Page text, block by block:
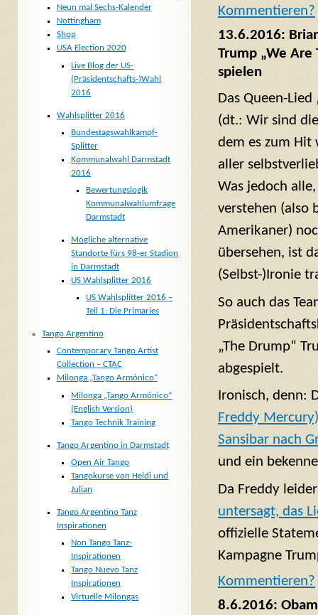
Kommentieren?
13.6.2016:
Trump „We Are
spielen
Das Queen-Lied
(dt.: Wir sind
dem es zum Hit
aller
Was jedoch
verstehen (also
Amerikaner)
übersehen, ist
(Selbst-)Ironie
So auch das
„The Drump“
abgespielt.
Ironisch, denn:
Freddy
Sansibar nach
und ein
Da Freddy
untersagt, das
offizielle
Kampagne
Kommentieren?
8.6.2016:
Neun mal Sechs-Kalender
Nottingham
Shop
USA Election 2020
Live Blog der US-
(Präsidentschafts-)Wahl
2016
Wahlsplitter 2016
Bundestagswahlkampf-
Splitter
Kommunalwahl Darmstadt
2016
Bewertungslogik
Kommunalwahlumfrage
Darmstadt
Mögliche alternative
Standorte fürs 98-er Stadion
in Darmstadt
US Wahlsplitter 2016
US Wahlsplitter 2016 –
Teil 1: Die Primaries
Tango Argentino
Contemporary Tango Artist
Collection – CTAC
Milonga „Tango Armónico“
Milonga „Tango Armónico“
(English Version)
Tango Technik Training
Tango Argentino in Darmstadt
Open Air Tango
Tangokurse von Heidi und
Julian
Tango Argentino Tanz
Inspirationen
Non Tango Tanz-
Inspirationen
Tango Nuevo Tanz
Inspirationen
Virtuelle Milongas